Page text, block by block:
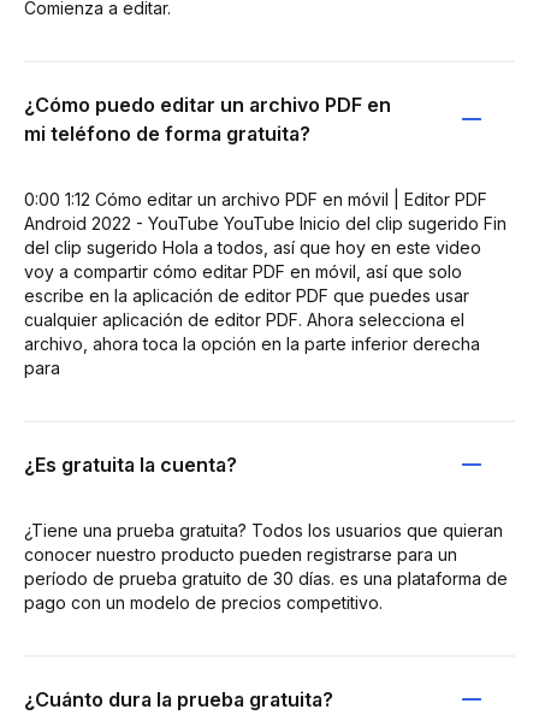
Comienza a editar.
¿Cómo puedo editar un archivo PDF en
mi teléfono de forma gratuita?
0:00 1:12 Cómo editar un archivo PDF en móvil | Editor PDF
Android 2022 - YouTube YouTube Inicio del clip sugerido Fin
del clip sugerido Hola a todos, así que hoy en este video
voy a compartir cómo editar PDF en móvil, así que solo
escribe en la aplicación de editor PDF que puedes usar
cualquier aplicación de editor PDF. Ahora selecciona el
archivo, ahora toca la opción en la parte inferior derecha
para
¿Es gratuita la cuenta?
¿Tiene una prueba gratuita? Todos los usuarios que quieran
conocer nuestro producto pueden registrarse para un
período de prueba gratuito de 30 días. es una plataforma de
pago con un modelo de precios competitivo.
¿Cuánto dura la prueba gratuita?